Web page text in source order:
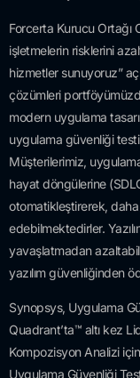
Forcerta Kurucu Ortağı
işletmelerin risklerini
hizmetler sunuyoruz”
çözümleri
modern uygulama
uygulama güvenliği testi
Müşterilerimiz,
hayat döngülerine
otomatikleştirerek, daha
edebilmektedirler.
yavaşlatmadan
yazılım güvenliğinden
Synopsys, Uygulama
Quadrant’ta™ altı kez
Kompozisyon Analizi
Uygulama Güvenliği